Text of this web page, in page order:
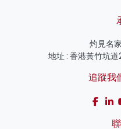
灼見名
地址 : 香港黃竹坑
追蹤我